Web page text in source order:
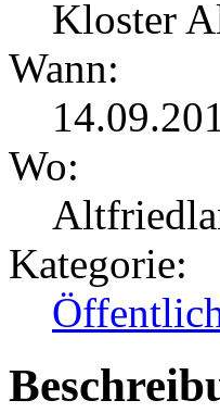
Kloster
Wann:
Wo:
Kategorie: